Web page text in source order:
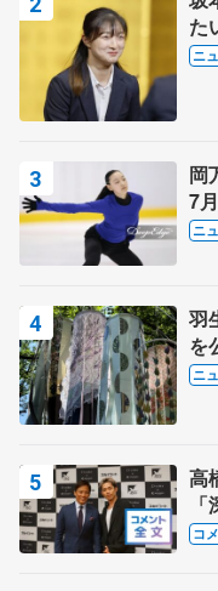
た
代
ニ
岡
7
で
ニ
羽
を
の
ニ
高
る
コ